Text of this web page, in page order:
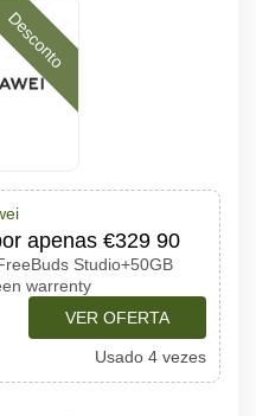
Desconto
apenas €329 90
Studio+50GB
warrenty
VER OFERTA
Usado 4 vezes